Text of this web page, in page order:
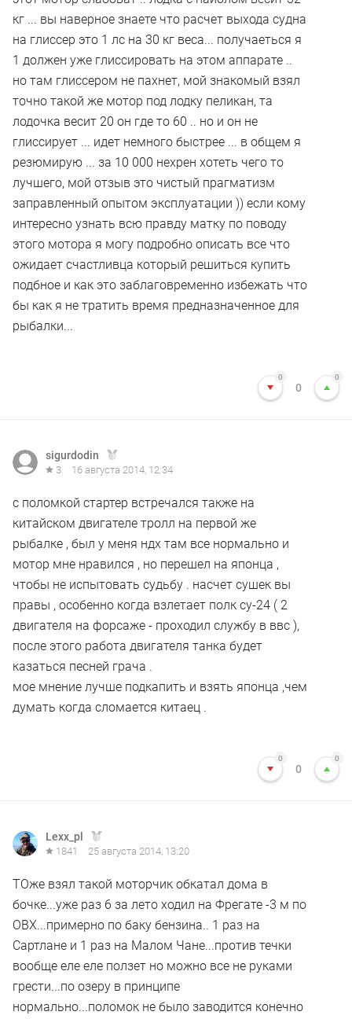
кг ... вы наверное знаете что расчет выхода судна
на глиссер это 1 лс на 30 кг веса... получаеться я
1 должен уже глиссировать на этом аппарате ..
но там глиссером не пахнет, мой знакомый взял
точно такой же мотор под лодку пеликан, та
лодочка весит 20 он где то 60 .. но и он не
глиссирует ... идет немного быстрее ... в общем я
резюмирую ... за 10 000 нехрен хотеть чего то
лучшего, мой отзыв это чистый прагматизм
заправленный опытом эксплуатации )) если кому
интересно узнать всю правду матку по поводу
этого мотора я могу подробно описать все что
ожидает счастливца который решиться купить
подбное и как это заблаговременно избежать что
бы как я не тратить время предназначенное для
рыбалки...
0
0
0
sigurdodin
3 16 августа 2014, 12:34
с поломкой стартер встречался также на
китайском двигателе тролл на первой же
рыбалке , был у меня ндх там все нормально и
мотор мне нравился , но перешел на японца ,
чтобы не испытовать судьбу . насчет сушек вы
правы , особенно когда взлетает полк су-24 ( 2
двигателя на форсаже - проходил службу в ввс ),
после этого работа двигателя танка будет
казаться песней грача .
мое мнение лучше подкапить и взять японца ,чем
думать когда сломается китаец .
0
0
0
Lexx_pl
1841 25 августа 2014, 13:20
ТОже взял такой моторчик обкатал дома в
бочке...уже раз 6 за лето ходил на Фрегате -3 м по
ОВХ...примерно по баку бензина.. 1 раз на
Сартлане и 1 раз на Малом Чане...против течки
вообще еле еле ползет но можно все не руками
грести...по озеру в принципе
нормально...поломок не было заводится конечно